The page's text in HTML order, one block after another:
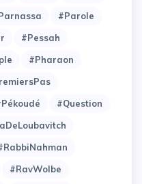
#Parole
#Pessah
#Pharaon
#Question
#RavWolbe